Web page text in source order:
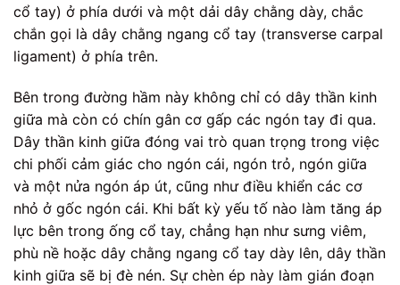
cổ tay) ở phía dưới và một dải dây chằng dày, chắc
chắn gọi là dây chằng ngang cổ tay (transverse carpal
ligament) ở phía trên.
Bên trong đường hầm này không chỉ có dây thần kinh
giữa mà còn có chín gân cơ gấp các ngón tay đi qua.
Dây thần kinh giữa đóng vai trò quan trọng trong việc
chi phối cảm giác cho ngón cái, ngón trỏ, ngón giữa
và một nửa ngón áp út, cũng như điều khiển các cơ
nhỏ ở gốc ngón cái. Khi bất kỳ yếu tố nào làm tăng áp
lực bên trong ống cổ tay, chẳng hạn như sưng viêm,
phù nề hoặc dây chằng ngang cổ tay dày lên, dây thần
kinh giữa sẽ bị đè nén. Sự chèn ép này làm gián đoạn